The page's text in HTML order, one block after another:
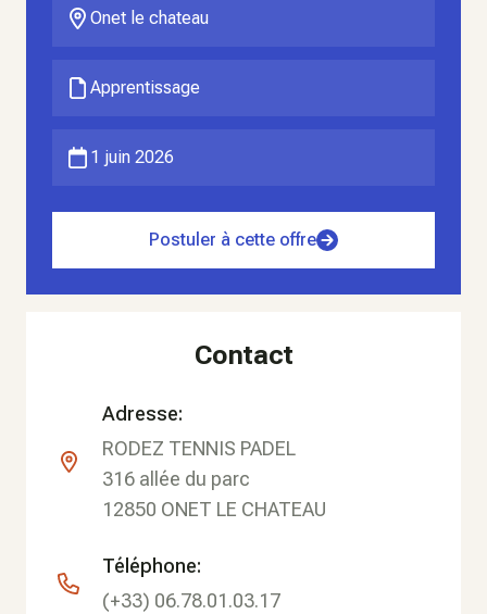
Onet le chateau
Apprentissage
1 juin 2026
Postuler à cette offre
Contact
Adresse:
RODEZ TENNIS PADEL
316 allée du parc
12850 ONET LE CHATEAU
Téléphone:
(+33) 06.78.01.03.17